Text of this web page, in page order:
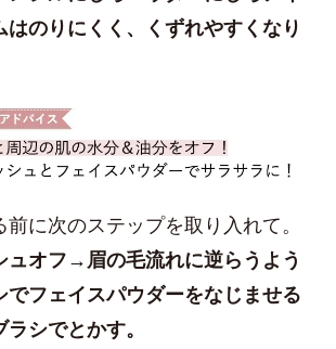
はのりにくく、くずれやすくなり
に次のステップを取り入れて。
ュオフ→眉の毛流れに逆らうよう
でフェイスパウダーをなじませる
シでとかす。